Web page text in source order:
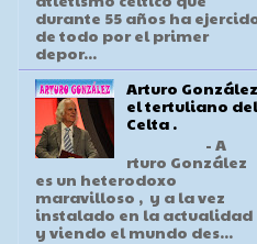
durante 55 años ha
de todo por el primer
depor...
Arturo González
el tertuliano del
Celta .
- A
rturo González
es un heterodoxo
maravilloso , y a la vez
instalado en la actualidad
y viendo el mundo des...